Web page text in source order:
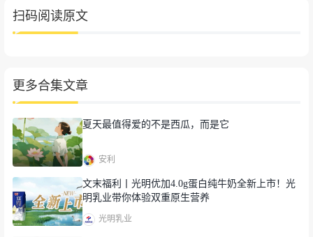
扫码阅读原文
更多合集文章
夏天最值得爱的不是西瓜，而是它
安利
文末福利丨光明优加4.0g蛋白纯牛奶全新上市！光
明乳业带你体验双重原生营养
光明乳业